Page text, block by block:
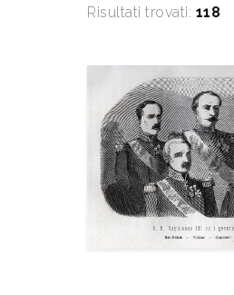
Risultati trovati: 118